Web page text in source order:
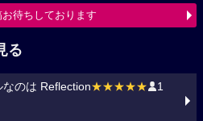
待ちしております
る
のは Reflection★★★★★ 1